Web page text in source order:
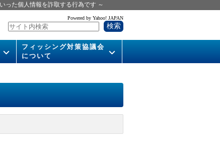
った個人情報を詐取する行為です ～
Powered by Yahoo! JAPAN
フィッシング対策協議会
について